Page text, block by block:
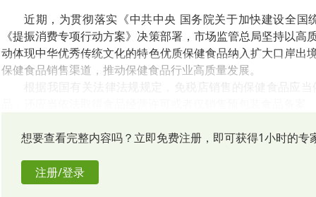
想要查看完整内容吗？立即免费注册，即可获得1小时的专
注册/登录
近期，为贯彻落实《中共中央 国务院关于加快建设全
《提振消费专项行动方案》决策部署，市场监管总局坚持以
动体现中华优秀传统文化的特色优质保健食品纳入扩大口岸
保健食品销售渠道，推动保健食品行业高质量发展。
根据我国有关法律法规规定，免税店销售的保健食品应
企业落实质量安全主体责任，全力保障保健食品质量安全，
官方来源：国家市场监督管理总局